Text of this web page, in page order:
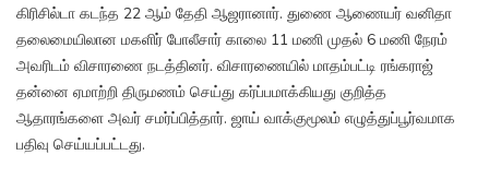
கிரிசில்டா கடந்த 22 ஆம் தேதி ஆஜரானார். துணை ஆணையர் வனிதா
தலைமையிலான மகளிர் போலீசார் காலை 11 மணி முதல் 6 மணி நேரம்
அவரிடம் விசாரணை நடத்தினர். விசாரணையில் மாதம்பட்டி ரங்கராஜ்
தன்னை ஏமாற்றி திருமணம் செய்து கர்ப்பமாக்கியது குறித்த
ஆதாரங்களை அவர் சமர்ப்பித்தார். ஜாய் வாக்குமூலம் எழுத்துப்பூர்வமாக
பதிவு செய்யப்பட்டது.